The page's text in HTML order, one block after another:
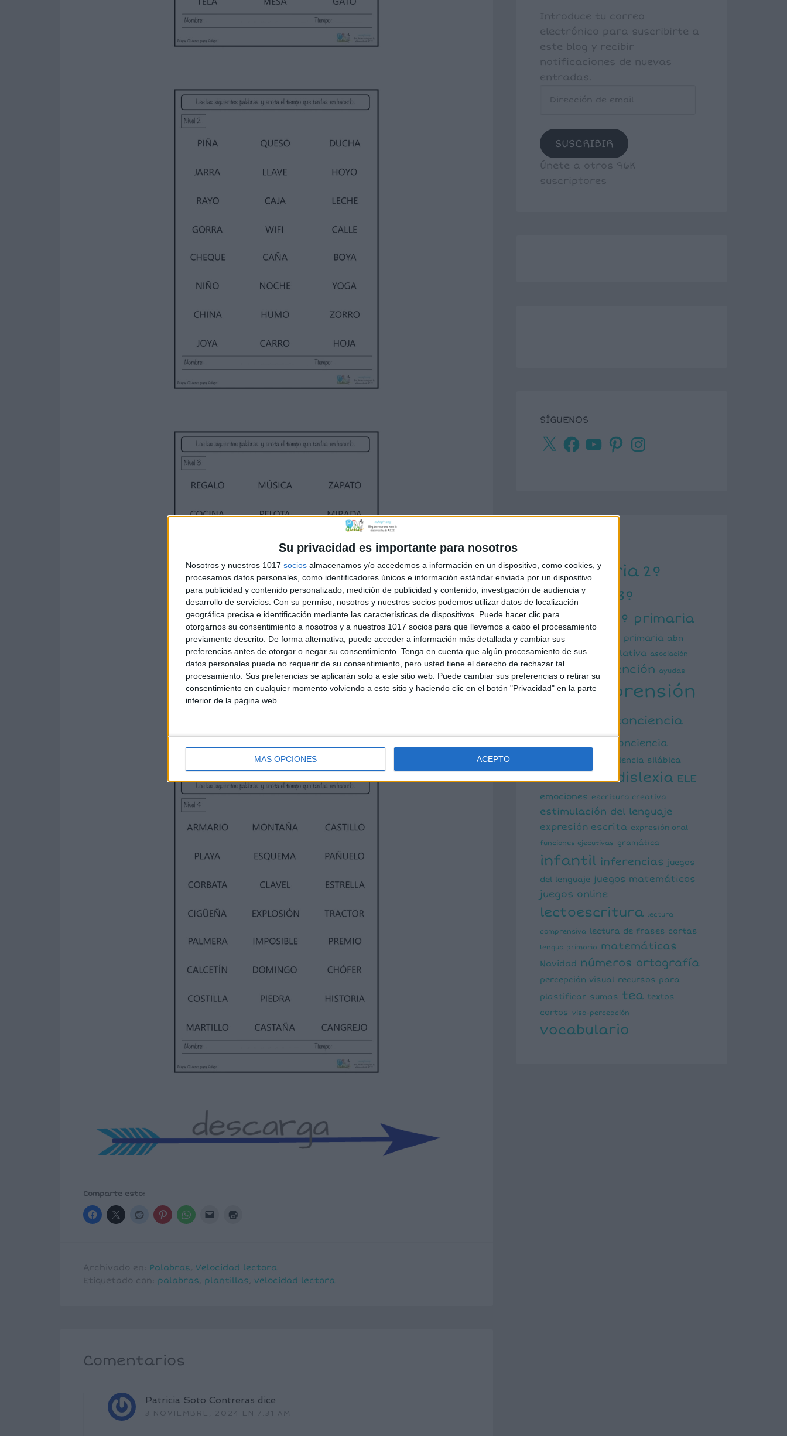
Su privacidad es importante para nosotros
Nosotros y nuestros 1017 socios almacenamos y/o accedemos a información en un dispositivo, como cookies, y
procesamos datos personales, como identificadores únicos e información estándar enviada por un dispositivo
para publicidad y contenido personalizado, medición de publicidad y contenido, investigación de audiencia y
desarrollo de servicios. Con su permiso, nosotros y nuestros socios podemos utilizar datos de localización
geográfica precisa e identificación mediante las características de dispositivos. Puede hacer clic para
otorgarnos su consentimiento a nosotros y a nuestros 1017 socios para que llevemos a cabo el procesamiento
previamente descrito. De forma alternativa, puede acceder a información más detallada y cambiar sus
preferencias antes de otorgar o negar su consentimiento. Tenga en cuenta que algún procesamiento de sus
datos personales puede no requerir de su consentimiento, pero usted tiene el derecho de rechazar tal
procesamiento. Sus preferencias se aplicarán solo a este sitio web. Puede cambiar sus preferencias o retirar su
consentimiento en cualquier momento volviendo a este sitio y haciendo clic en el botón "Privacidad" en la parte
inferior de la página web.
MÁS OPCIONES ACEPTO
Comparte esto:
Archivado en: Palabras, Velocidad lectora
Etiquetado con: palabras, plantillas, velocidad lectora
Comentarios
Patricia Soto Contreras dice
3 NOVIEMBRE, 2024 EN 7:31 AM
Introduce tu correo
electrónico para suscribirte a
este blog y recibir
notificaciones de nuevas
entradas.
SUSCRIBIR
Únete a otros 96K
suscriptores
SÍGUENOS
X
Facebook
YouTubePinterestInstagram
1º primaria 2º
primaria
3º
primaria
4º primaria
5º primaria 6º primaria abn
actividad manipulativa asociación
atención ayudas
comprensión
conciencia
conciencia
conciencia silábica
cálculo mental dislexia ELE
emociones escritura creativa
estimulación del lenguaje
expresión escrita expresión oral
funciones ejecutivas gramática
infantil inferencias juegos
del lenguaje juegos matemáticos
juegos online
lectoescritura lectura
comprensiva lectura de frases cortas
lengua primaria matemáticas
Navidad números ortografía
percepción visual recursos para
plastificar sumas tea textos
cortos
viso-percepción
vocabulario